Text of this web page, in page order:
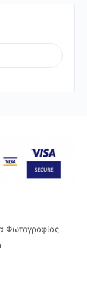
Φωτογραφίας